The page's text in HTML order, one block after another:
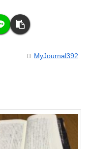
MyJournal392